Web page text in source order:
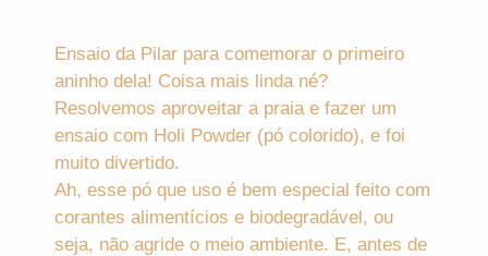
Ensaio da Pilar para comemorar o primeiro
aninho dela! Coisa mais linda né?
Resolvemos aproveitar a praia e fazer um
ensaio com Holi Powder (pó colorido), e foi
muito divertido.
Ah, esse pó que uso é bem especial feito com
corantes alimentícios e biodegradável, ou
seja, não agride o meio ambiente. E, antes de